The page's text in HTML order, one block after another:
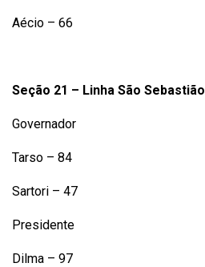
Aécio – 66
Seção 21 – Linha São Sebastião
Governador
Tarso – 84
Sartori – 47
Presidente
Dilma – 97